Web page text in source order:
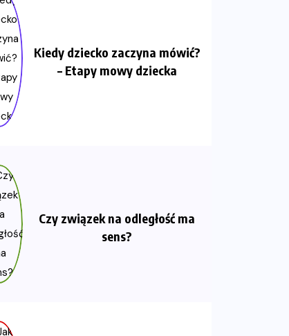
Kiedy dziecko zaczyna mówić?
– Etapy mowy dziecka
Czy związek na odległość ma
sens?